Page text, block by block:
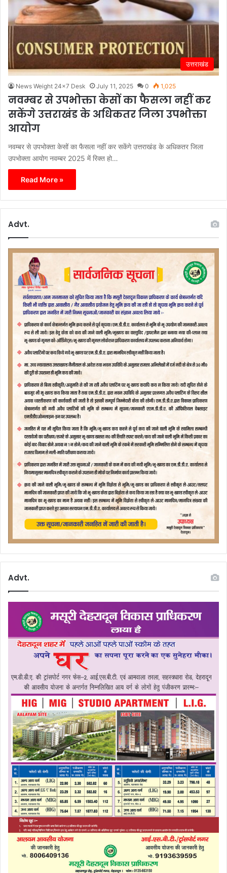
उत्तराखंड
News Weight 24x7 Desk July 11, 2025 0 1,025
नवम्बर से उपभोक्ता केसों का फैसला नहीं कर
सकेंगे उत्तराखंड के अधिकतर जिला उपभोक्ता
आयोग
नवम्बर से उपभोक्ता केसों का फैसला नहीं कर सकेंगे उत्तराखंड के अधिकतर जिला
उपभोक्ता आयोग नवम्बर 2025 में रिक्त हो…
Read More »
Advt.
Advt.